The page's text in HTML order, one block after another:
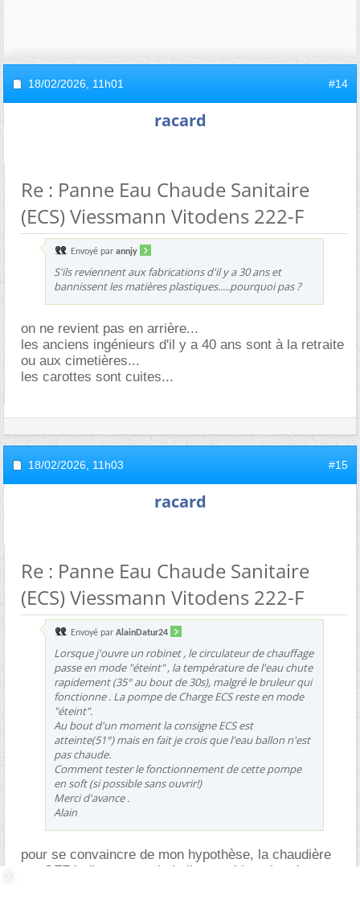
18/02/2026, 11h01 #14
racard
Re : Panne Eau Chaude Sanitaire
(ECS) Viessmann Vitodens 222-F
Envoyé par annjy
S'ils reviennent aux fabrications d'il y a 30 ans et
bannissent les matières plastiques.....pourquoi pas ?
on ne revient pas en arrière...
les anciens ingénieurs d'il y a 40 ans sont à la retraite
ou aux cimetières...
les carottes sont cuites...
18/02/2026, 11h03 #15
racard
Re : Panne Eau Chaude Sanitaire
(ECS) Viessmann Vitodens 222-F
Envoyé par AlainDatur24
Lorsque j'ouvre un robinet , le circulateur de chauffage
passe en mode "éteint" , la température de l'eau chute
rapidement (35° au bout de 30s), malgré le bruleur qui
fonctionne . La pompe de Charge ECS reste en mode
"éteint".
Au bout d'un moment la consigne ECS est
atteinte(51°) mais en fait je crois que l'eau ballon n'est
pas chaude.
Comment tester le fonctionnement de cette pompe
en soft (si possible sans ouvrir!)
Merci d'avance .
Alain
pour se convaincre de mon hypothèse, la chaudière
est OFF indiquant que le ballon est bien chaud.